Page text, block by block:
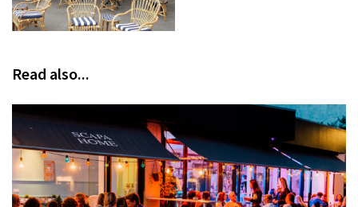
Read also...